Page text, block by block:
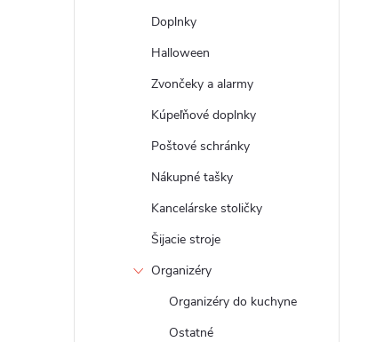
Doplnky
Halloween
Zvončeky a alarmy
Kúpeľňové doplnky
Poštové schránky
Nákupné tašky
Kancelárske stoličky
Šijacie stroje
Organizéry
Organizéry do kuchyne
Ostatné